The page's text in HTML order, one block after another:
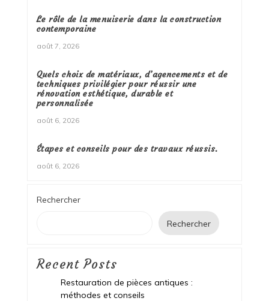
Le rôle de la menuiserie dans la construction
contemporaine
août 7, 2026
Quels choix de matériaux, d’agencements et de
techniques privilégier pour réussir une
rénovation esthétique, durable et
personnalisée
août 6, 2026
Étapes et conseils pour des travaux réussis.
août 6, 2026
Rechercher
Rechercher
Recent Posts
Restauration de pièces antiques :
méthodes et conseils